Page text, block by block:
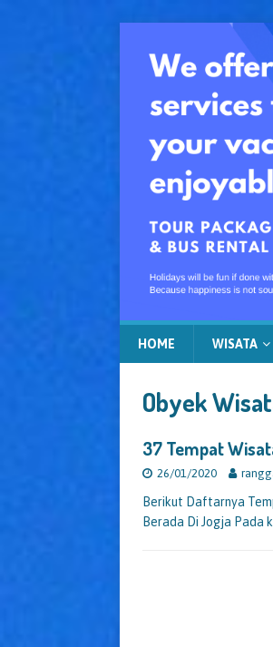
HOME WISATA
Obyek
37 Tempat
26/01/2020
Berikut Daftarnya
Berada Di Jogja Pada